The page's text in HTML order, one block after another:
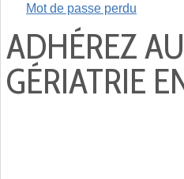
Mot de passe perdu
ADHÉREZ
GÉRIATRIE